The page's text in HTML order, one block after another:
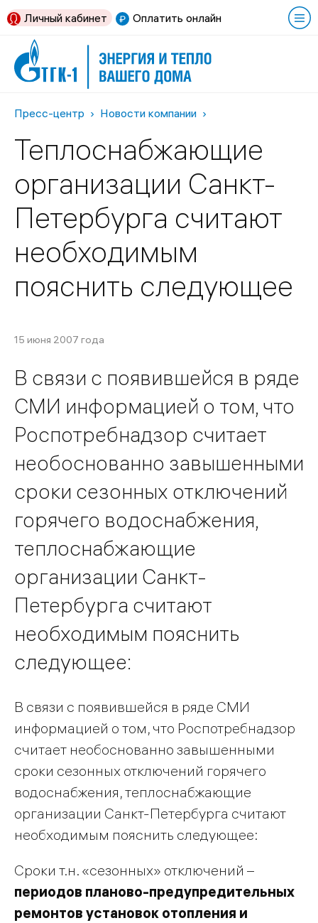
Оплатить онлайн
Личный кабинет
Пресс-центр Новости компании
Теплоснабжающие
организации Санкт-
Петербурга считают
необходимым
пояснить следующее
15 июня 2007 года
В связи с появившейся в ряде
СМИ информацией о том, что
Роспотребнадзор считает
необоснованно завышенными
сроки сезонных отключений
горячего водоснабжения,
теплоснабжающие
организации Санкт-
Петербурга считают
необходимым пояснить
следующее:
В связи с появившейся в ряде СМИ
информацией о том, что Роспотребнадзор
считает необоснованно завышенными
сроки сезонных отключений горячего
водоснабжения, теплоснабжающие
организации Санкт-Петербурга считают
необходимым пояснить следующее:
Сроки т.н. «сезонных» отключений –
периодов планово-предупредительных
ремонтов установок отопления и